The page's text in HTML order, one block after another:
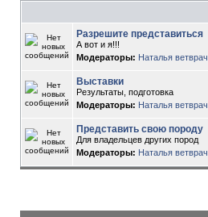
Разрешите представиться
А вот и я!!!
Модераторы: Наталья ветврач
Выставки
Результаты, подготовка
Модераторы: Наталья ветврач
Представить свою породу
Для владельцев других пород
Модераторы: Наталья ветврач